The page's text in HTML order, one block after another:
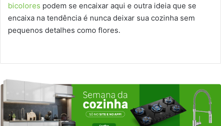
bicolores podem se encaixar aqui e outra ideia que se
encaixa na tendência é nunca deixar sua cozinha sem
pequenos detalhes como flores.